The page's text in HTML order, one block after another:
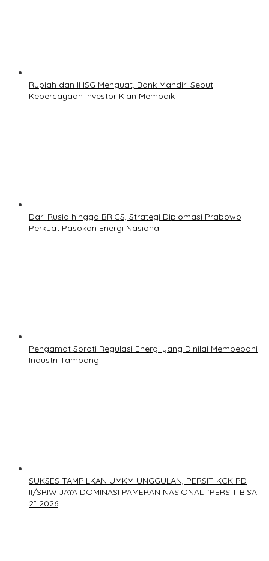
Rupiah dan IHSG Menguat, Bank Mandiri Sebut
Kepercayaan Investor Kian Membaik
Dari Rusia hingga BRICS, Strategi Diplomasi Prabowo
Perkuat Pasokan Energi Nasional
Pengamat Soroti Regulasi Energi yang Dinilai Membebani
Industri Tambang
SUKSES TAMPILKAN UMKM UNGGULAN, PERSIT KCK PD
II/SRIWIJAYA DOMINASI PAMERAN NASIONAL “PERSIT BISA
2” 2026